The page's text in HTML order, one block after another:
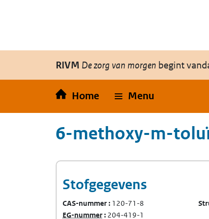
RIVM De zorg van morgen begint
Home Menu
6-methoxy-m-
Stofgegevens
CAS-nummer 120-71-8
EG-nummer(Europees Gemeenschap-
204-419-1